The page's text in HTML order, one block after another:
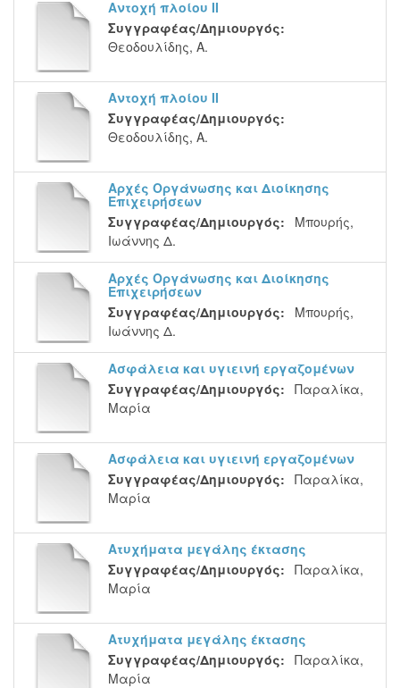
Αντοχή πλοίου ΙΙ
Συγγραφέας/Δημιουργός:
Θεοδουλίδης, Α.
Αντοχή πλοίου ΙΙ
Συγγραφέας/Δημιουργός:
Θεοδουλίδης, Α.
Αρχές Οργάνωσης και Διοίκησης
Επιχειρήσεων
Συγγραφέας/Δημιουργός:
Μπουρής,
Ιωάννης Δ.
Αρχές Οργάνωσης και Διοίκησης
Επιχειρήσεων
Συγγραφέας/Δημιουργός:
Μπουρής,
Ιωάννης Δ.
Ασφάλεια και υγιεινή εργαζομένων
Συγγραφέας/Δημιουργός: Παραλίκα,
Μαρία
Ασφάλεια και υγιεινή εργαζομένων
Συγγραφέας/Δημιουργός: Παραλίκα,
Μαρία
Ατυχήματα μεγάλης έκτασης
Συγγραφέας/Δημιουργός: Παραλίκα,
Μαρία
Ατυχήματα μεγάλης έκτασης
Συγγραφέας/Δημιουργός: Παραλίκα,
Μαρία